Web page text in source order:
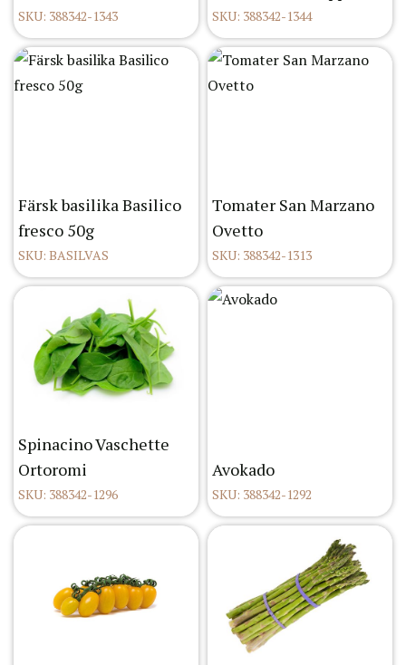
SKU: 388342-1343 SKU: 388342-1344
Färsk basilika Basilico
fresco 50g
SKU: BASILVAS
Tomater San Marzano
Ovetto
SKU: 388342-1313
Spinacino Vaschette
Ortoromi
SKU: 388342-1296
Avokado
SKU: 388342-1292